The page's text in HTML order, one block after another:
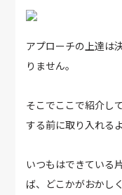
アプローチの上達は
りません。
そこでここで紹介し
する前に取り入れる
いつもはできている
ば、どこかがおかし